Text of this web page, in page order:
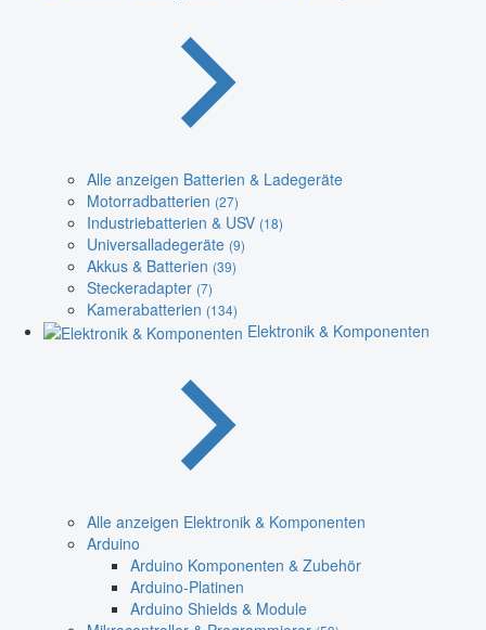
Alle anzeigen Batterien & Ladegeräte
Motorradbatterien (27)
Industriebatterien & USV (18)
Universalladegeräte (9)
Akkus & Batterien (39)
Steckeradapter (7)
Kamerabatterien (134)
Elektronik & Komponenten
Alle anzeigen Elektronik & Komponenten
Arduino
Arduino Komponenten & Zubehör
Arduino-Platinen
Arduino Shields & Module